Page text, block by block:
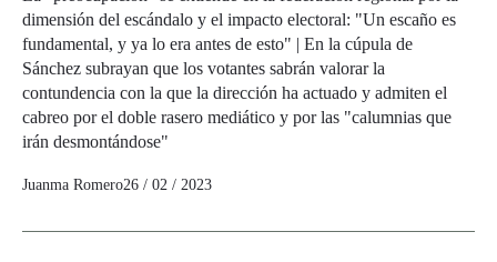
dimensión del escándalo y el impacto electoral: "Un escaño es
fundamental, y ya lo era antes de esto" | En la cúpula de
Sánchez subrayan que los votantes sabrán valorar la
contundencia con la que la dirección ha actuado y admiten el
cabreo por el doble rasero mediático y por las "calumnias que
irán desmontándose"
Juanma Romero26 / 02 / 2023